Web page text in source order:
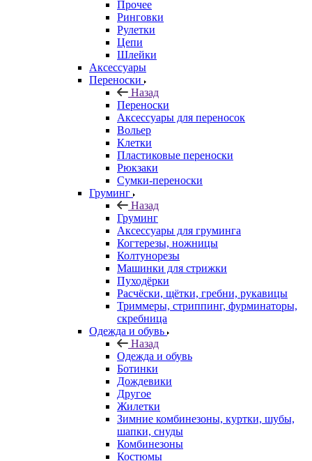
Прочее
Ринговки
Рулетки
Цепи
Шлейки
Аксессуары
Переноски
Назад
Переноски
Аксессуары для переносок
Вольер
Клетки
Пластиковые переноски
Рюкзаки
Сумки-переноски
Груминг
Назад
Груминг
Аксессуары для груминга
Когтерезы, ножницы
Колтунорезы
Машинки для стрижки
Пуходёрки
Расчёски, щётки, гребни, рукавицы
Триммеры, стриппинг, фурминаторы,
скребница
Одежда и обувь
Назад
Одежда и обувь
Ботинки
Дождевики
Другое
Жилетки
Зимние комбинезоны, куртки, шубы,
шапки, снуды
Комбинезоны
Костюмы